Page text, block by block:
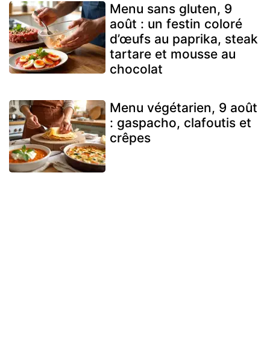
Menu sans gluten, 9
août : un festin coloré
d’œufs au paprika, steak
tartare et mousse au
chocolat
Menu végétarien, 9 août
: gaspacho, clafoutis et
crêpes